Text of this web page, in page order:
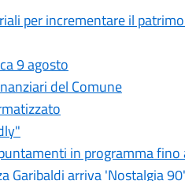
per incrementare il
9 agosto
del Comune
in programma fino
Garibaldi arriva 'Nostalgia 90'